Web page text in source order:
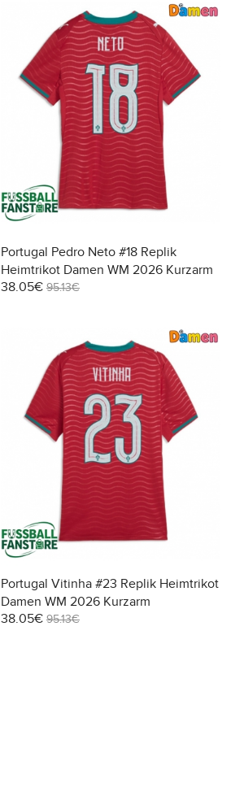
Portugal Pedro Neto #18 Replik
Heimtrikot Damen WM 2026 Kurzarm
38.05€ 95.13€
Portugal Vitinha #23 Replik Heimtrikot
Damen WM 2026 Kurzarm
38.05€ 95.13€